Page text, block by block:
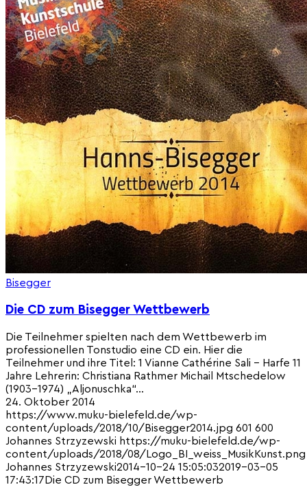
Bisegger
Die CD zum Bisegger Wettbewerb
Die Teilnehmer spielten nach dem Wettbewerb im
professionellen Tonstudio eine CD ein. Hier die
Teilnehmer und ihre Titel: 1 Vianne Cathérine Sali - Harfe 11
Jahre Lehrerin: Christiana Rathmer Michail Mtschedelow
(1903-1974) „Aljonuschka“…
24. Oktober 2014
https://www.muku-bielefeld.de/wp-
content/uploads/2018/10/Bisegger2014.jpg 601 600
Johannes Strzyzewski https://muku-bielefeld.de/wp-
content/uploads/2018/08/Logo_BI_weiss_MusikKunst.png
Johannes Strzyzewski2014-10-24 15:05:032019-03-05
17:43:17Die CD zum Bisegger Wettbewerb